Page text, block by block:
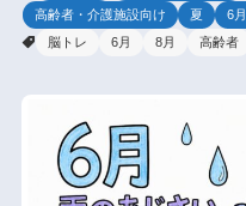
高齢者・介護施設向け
夏 6月
脳トレ
6月 8月 高齢者